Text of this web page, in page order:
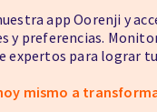
app Oorenji y
y preferencias.
expertos para lograr
mismo a